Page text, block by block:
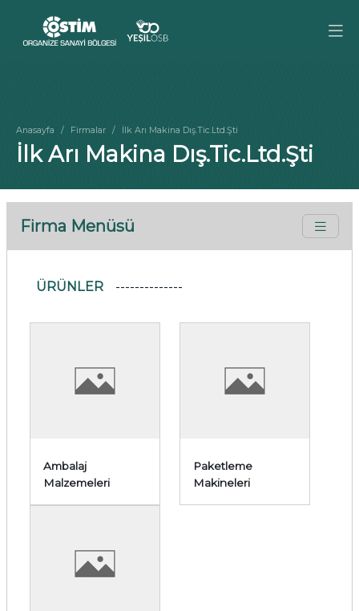
Anasayfa Firmalar İlk Arı Makina Dış.Tic.Ltd.Şti
İlk Arı Makina Dış.Tic.Ltd.Şti
Firma Menüsü
ÜRÜNLER
Ambalaj
Malzemeleri
Paketleme
Makineleri